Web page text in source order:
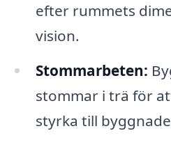
efter rummets
vision.
Stommarbeten:
stommar i trä för
styrka till